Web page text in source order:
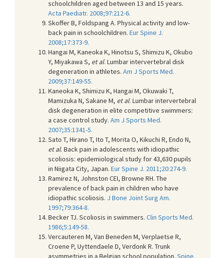
schoolchildren aged between 13 and 15 years.
Acta Paediatr. 2008;97:212-6.
Skoffer B, Foldspang A. Physical activity and low-
back pain in schoolchildren. Eur Spine J.
2008;17:373-9.
Hangai M, Kaneoka K, Hinotsu S, Shimizu K, Okubo
Y, Miyakawa S, et al. Lumbar intervertebral disk
degeneration in athletes. Am J Sports Med.
2009;37:149-55.
Kaneoka K, Shimizu K, Hangai M, Okuwaki T,
Mamizuka N, Sakane M, et al. Lumbar intervertebral
disk degeneration in elite competitive swimmers:
a case control study. Am J Sports Med.
2007;35:1341-5.
Sato T, Hirano T, Ito T, Morita O, Kikuchi R, Endo N,
et al. Back pain in adolescents with idiopathic
scoliosis: epidemiological study for 43,630 pupils
in Niigata City, Japan. Eur Spine J. 2011;20:274-9.
Ramirez N, Johnston CEI, Browne RH. The
prevalence of back pain in children who have
idiopathic scoliosis. J Bone Joint Surg Am.
1997;79:364-8.
Becker TJ. Scoliosis in swimmers. Clin Sports Med.
1986;5:149-58.
Vercauteren M, Van Beneden M, Verplaetse R,
Croene P, Uyttendaele D, Verdonk R. Trunk
asymmetries in a Belgian school population. Spine.